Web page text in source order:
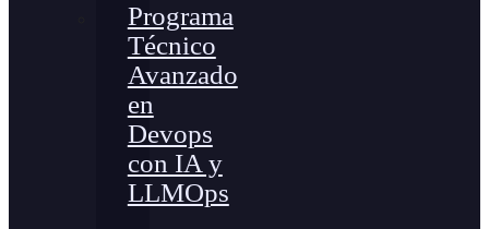
Programa
Técnico
Avanzado
en
Devops
con IA y
LLMOps